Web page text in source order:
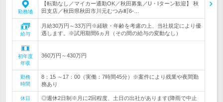
勤務地
【転勤なし／マイカー通勤OK／秋田募集／U・Iターン歓迎】 秋
田支店／秋田県秋田市川元むつみ町6-…
給与
月給30万円～33万円※経験・年齢を考慮の上、当社規定により優
遇します。※試用期間6ヵ月（その間の給与の変動なし）
初年度
年収
360万円～430万円
勤務
時間
8：15 ～17：00（実働：7時間45分）※案件により残業や夜間勤
務あり
休日
◎週休2日制※月に2回程度、土日の出社があります(降雨で中止